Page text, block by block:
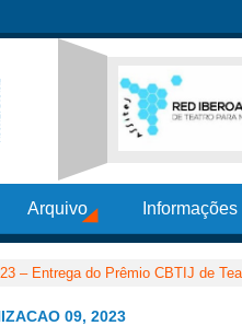
Arquivo
– Entrega do Prêmio CBTIJ de
09, 2023